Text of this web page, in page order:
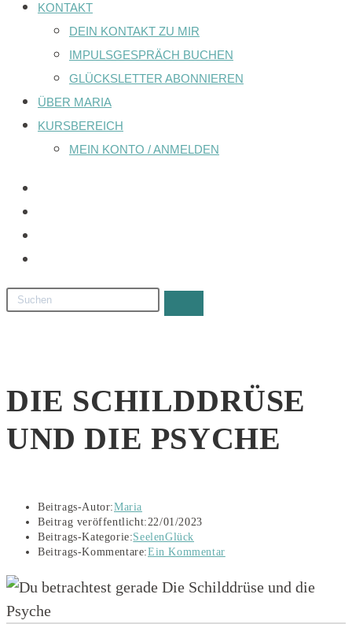
KONTAKT
DEIN KONTAKT ZU MIR
IMPULSGESPRÄCH BUCHEN
GLÜCKSLETTER ABONNIEREN
ÜBER MARIA
KURSBEREICH
MEIN KONTO / ANMELDEN
DIE SCHILDDRÜSE
UND DIE PSYCHE
Beitrags-Autor:Maria
Beitrag veröffentlicht:22/01/2023
Beitrags-Kategorie:SeelenGlück
Beitrags-Kommentare:Ein Kommentar